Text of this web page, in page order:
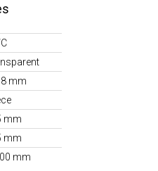
8 mm
mm
mm
mm